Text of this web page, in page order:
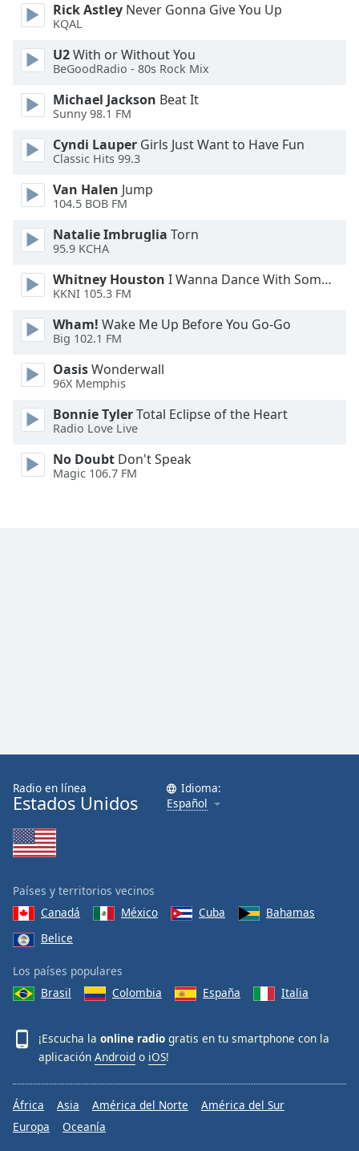
Text
Color
Opacity
Caption
Background
Color
Opacity
Font
Size
Text
Edge
Family
Rick Astley Never Gonna Give You Up
KQAL
U2With or Without You
BeGoodRadio - 80s Rock Mix
Michael Jackson Beat It
Sunny 98.1 FM
Cyndi Lauper Girls Just Want to Have Fun
Classic Hits 99.3
Van Halen Jump
104.5 BOB FM
Natalie Imbruglia Torn
95.9 KCHA
Whitney Houston I Wanna Dance With Somebody
KKNI 105.3 FM
Wham! Wake Me Up Before You Go-Go
Big 102.1 FM
OasisWonderwall
96X Memphis
Bonnie TylerTotal Eclipse of the Heart
Radio Love Live
No Doubt Don't Speak
Magic 106.7 FM
Radio en línea
Estados Unidos
Idioma:
Español
Países y territorios vecinos
Canadá
México Cuba
Bahamas
Belice
Los países populares
Brasil
Colombia España Italia
¡Escucha la online radio gratis en tu smartphone con la
aplicación Android o iOS!
África Asia América del Norte
América del Sur
Europa
Oceanía